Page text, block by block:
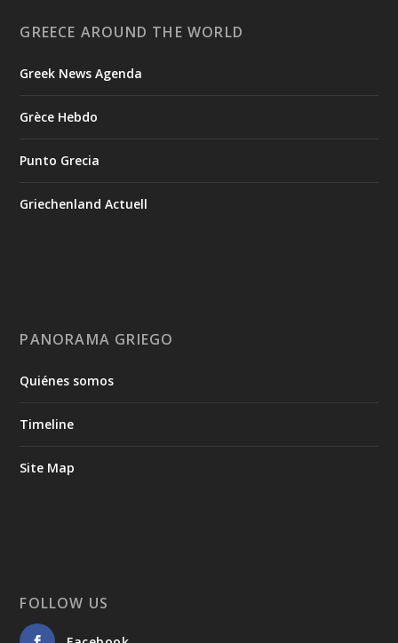
GREECE AROUND THE WORLD
Greek News Agenda
Grèce Hebdo
Punto Grecia
Griechenland Actuell
PANORAMA GRIEGO
Quiénes somos
Timeline
Site Map
FOLLOW US